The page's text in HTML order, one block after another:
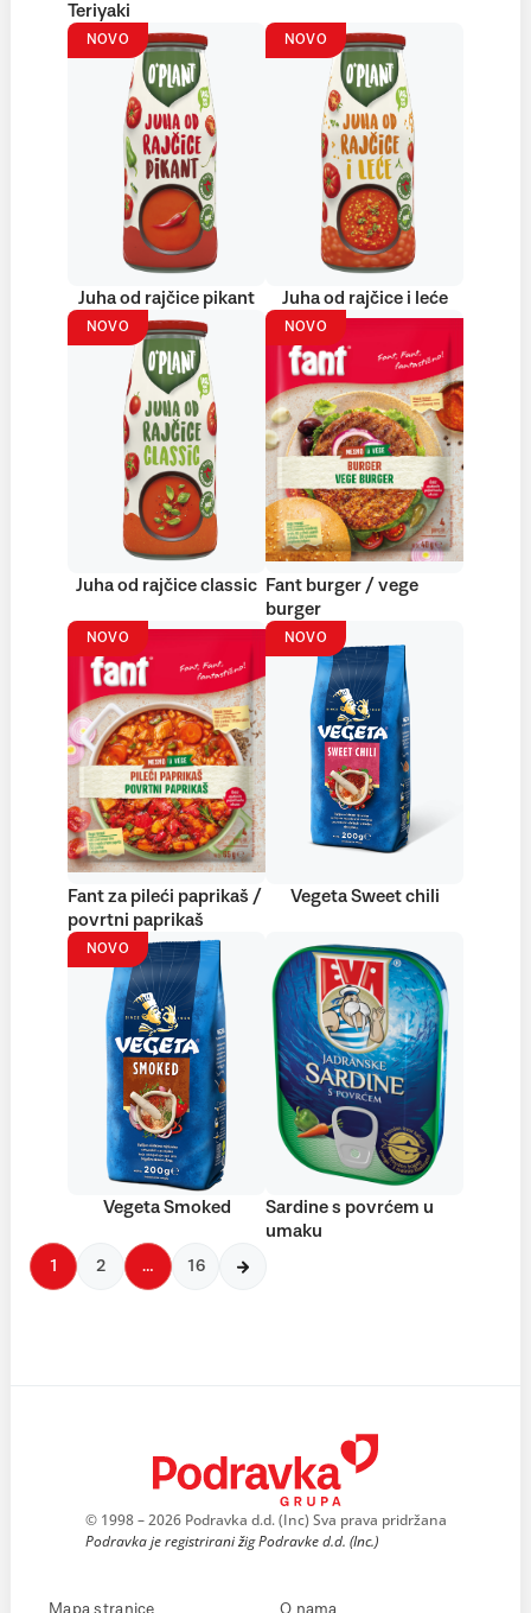
Teriyaki
NOVO
Juha od rajčice pikant
NOVO
Juha od rajčice i leće
NOVO
Juha od rajčice classic
NOVO
Fant burger / vege
burger
NOVO
Fant za pileći paprikaš /
povrtni paprikaš
NOVO
Vegeta Sweet chili
NOVO
Vegeta Smoked
Sardine s povrćem u
umaku
1 2 … 16
© 1998 – 2026 Podravka d.d. (Inc) Sva prava pridržana
Podravka je registrirani žig Podravke d.d. (Inc.)
Mapa stranice O nama